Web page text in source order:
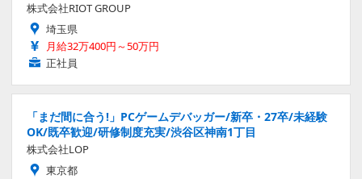
株式会社RIOT GROUP
埼玉県
月給32万400円～50万円
正社員
「まだ間に合う!」PCゲームデバッガー/新卒・27卒/未経験
OK/既卒歓迎/研修制度充実/渋谷区神南1丁目
株式会社LOP
東京都